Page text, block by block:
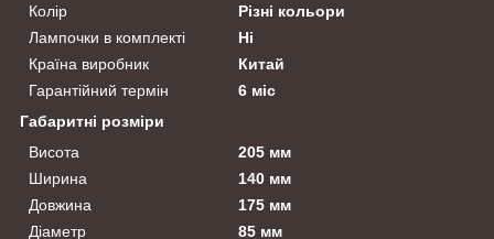
Колір
Різні кольори
Лампочки в комплекті
Ні
Країна виробник
Китай
Гарантійний термін
6 міс
Габаритні розміри
Висота
205 мм
Ширина
140 мм
Довжина
175 мм
Діаметр
85 мм